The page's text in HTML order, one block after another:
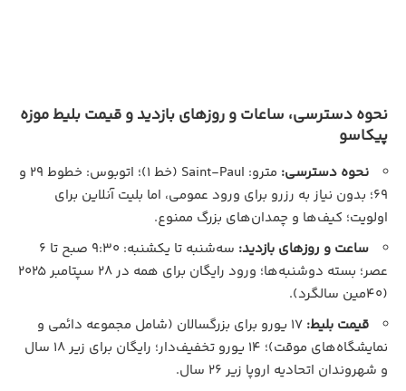
نحوه دسترسی، ساعات و روزهای بازدید و قیمت بلیط موزه
پیکاسو
نحوه دسترسی:
مترو: Saint-Paul (خط ۱)؛ اتوبوس: خطوط ۲۹ و
۶۹؛ بدون نیاز به رزرو برای ورود عمومی، اما بلیت آنلاین برای
اولویت؛ کیف‌ها و چمدان‌های بزرگ ممنوع.
ساعت و روزهای بازدید:
سه‌شنبه تا یکشنبه: ۹:۳۰ صبح تا ۶
عصر؛ بسته دوشنبه‌ها؛ ورود رایگان برای همه در ۲۸ سپتامبر ۲۰۲۵
(۴۰مین سالگرد).
قیمت بلیط:
۱۷ یورو برای بزرگسالان (شامل مجموعه دائمی و
نمایشگاه‌های موقت)؛ ۱۴ یورو تخفیف‌دار؛ رایگان برای زیر ۱۸ سال
و شهروندان اتحادیه اروپا زیر ۲۶ سال.